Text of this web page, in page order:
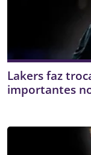
Lakers faz
importantes